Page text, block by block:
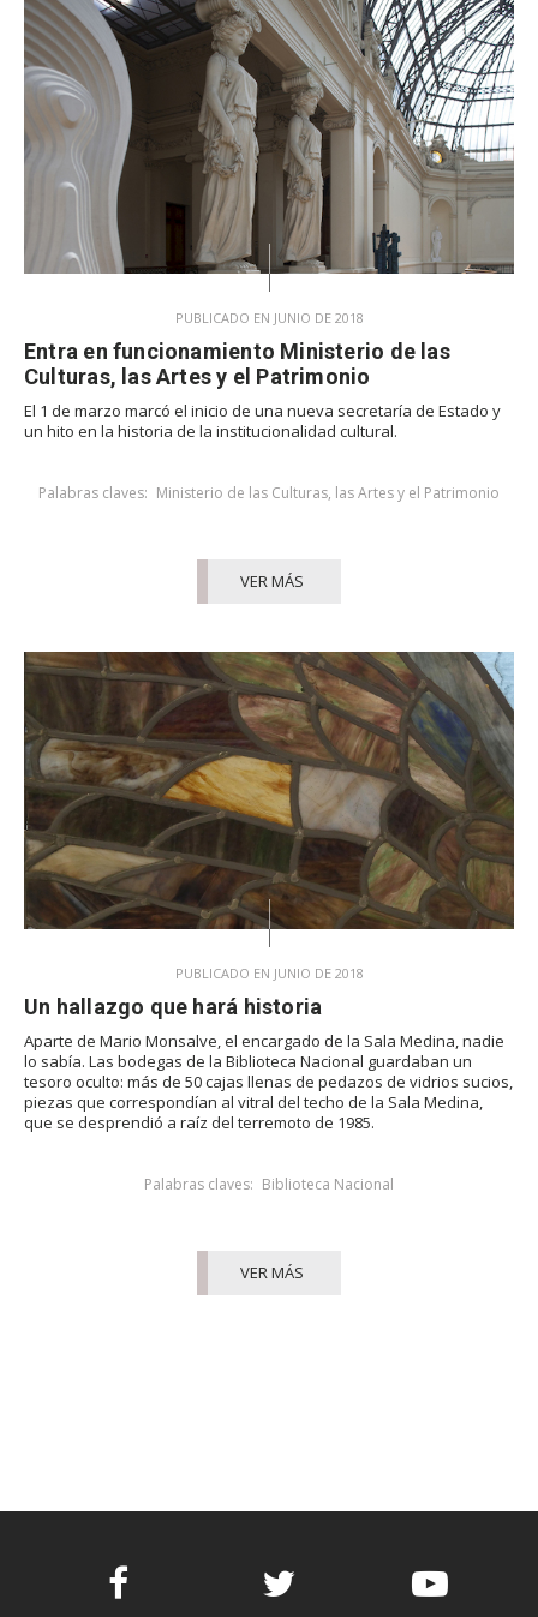
PUBLICADO EN JUNIO DE 2018
Entra en funcionamiento Ministerio de las
Culturas, las Artes y el Patrimonio
El 1 de marzo marcó el inicio de una nueva secretaría de Estado y
un hito en la historia de la institucionalidad cultural.
Palabras claves: Ministerio de las Culturas, las Artes y el Patrimonio
VER MÁS
PUBLICADO EN JUNIO DE 2018
Un hallazgo que hará historia
Aparte de Mario Monsalve, el encargado de la Sala Medina, nadie
lo sabía. Las bodegas de la Biblioteca Nacional guardaban un
tesoro oculto: más de 50 cajas llenas de pedazos de vidrios sucios,
piezas que correspondían al vitral del techo de la Sala Medina,
que se desprendió a raíz del terremoto de 1985.
Palabras claves: Biblioteca Nacional
VER MÁS